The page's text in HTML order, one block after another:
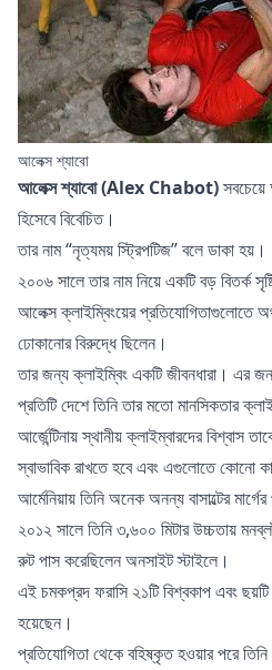
আলেক্স শ্যাবো
আলেক্স শ্যাবো (Alex Chabot)সবচেয়ে
হিসেবে বিবেচিত।
তার নাম “নৃত্যময় স্ট্রিপটিজ” বলে ডাকা হয়।
২০০৬ সালে তার নাম নিয়ে একটি বড় বিতর্ক
আলেক্স ক্লাইম্বিংয়ের প্রতিযোগিতাগুলোতে
ঢোকানোর বিরুদ্ধে ছিলেন।
তার জন্য ক্লাইম্বিং একটি জীবনধারা। এর
প্রতিটি দেশে তিনি তার মতো মানসিকতার
আর্জেন্টিনায় স্থানীয় ক্লাইম্বারদের বিশ্বাস
স্বাভাবিক রাখতে হবে এবং এগুলোতে কোনো
আর্মেনিয়ায় তিনি অনেক অনন্য বাসাল্টের
২০১২ সালে তিনি ৩,৬০০ মিটার উচ্চতায়
রুট পাস করেছিলেন অনসাইট স্টাইলে।
এই চমকপ্রদ ফরাসি ২১টি বিশ্বকাপ এবং ছয়টি
হয়েছেন।
প্রতিযোগিতা থেকে বহিষ্কৃত হওয়ার পরে